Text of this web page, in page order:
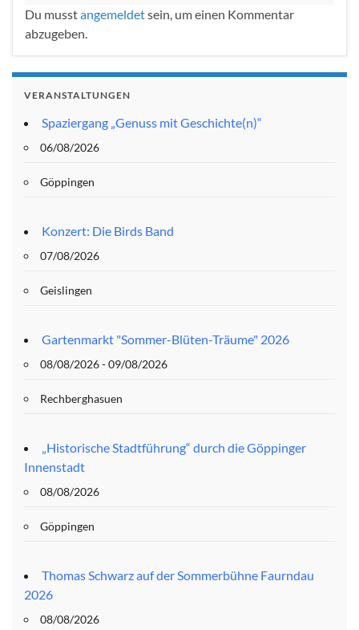
Du musstangemeldetsein, um einen Kommentar
abzugeben.
VERANSTALTUNGEN
Spaziergang „Genuss mit Geschichte(n)“
06/08/2026
Göppingen
Konzert: Die Birds Band
07/08/2026
Geislingen
Gartenmarkt "Sommer-Blüten-Träume" 2026
08/08/2026 - 09/08/2026
Rechberghasuen
„Historische Stadtführung“ durch die Göppinger
Innenstadt
08/08/2026
Göppingen
Thomas Schwarz auf der Sommerbühne Faurndau
2026
08/08/2026